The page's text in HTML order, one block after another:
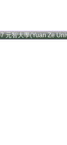
元智大學(Yuan Ze